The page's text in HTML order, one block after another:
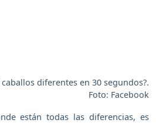
diferentes en 30 segundos?.
Foto: Facebook
están todas las diferencias, es